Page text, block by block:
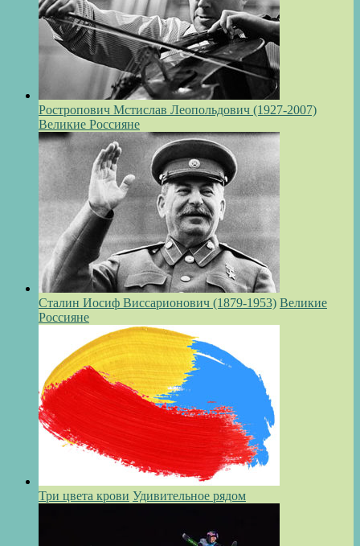
Ростропович Мстислав Леопольдович (1927-2007)
Великие Россияне
Сталин Иосиф Виссарионович (1879-1953) Великие
Россияне
Три цвета крови Удивительное рядом